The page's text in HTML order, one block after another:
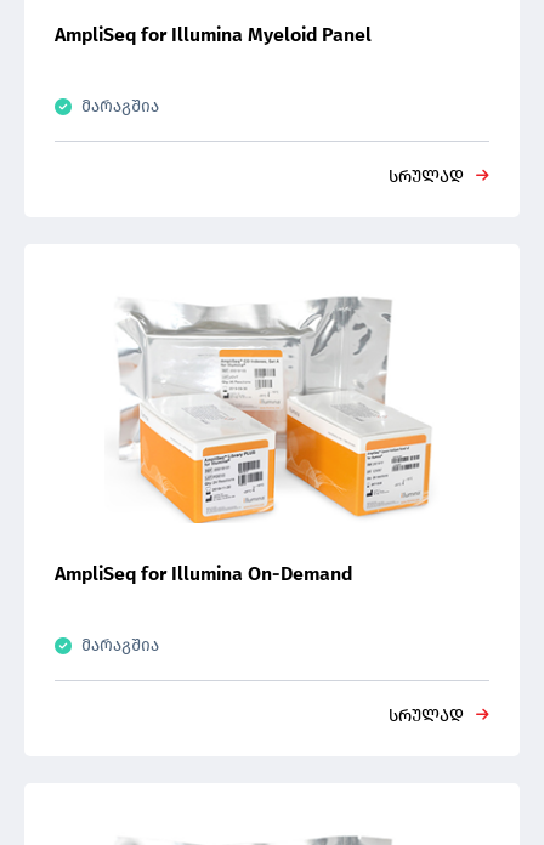
AmpliSeq for Illumina Myeloid Panel
მარაგშია
სრულად
AmpliSeq for Illumina On-Demand
მარაგშია
სრულად